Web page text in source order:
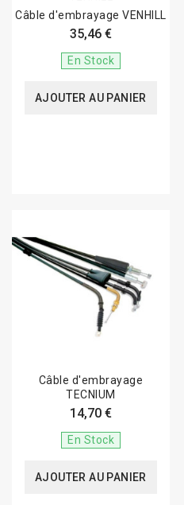
Câble d'embrayage VENHILL
35,46 €
En Stock
AJOUTER AU PANIER
Câble d'embrayage
TECNIUM
14,70 €
En Stock
AJOUTER AU PANIER